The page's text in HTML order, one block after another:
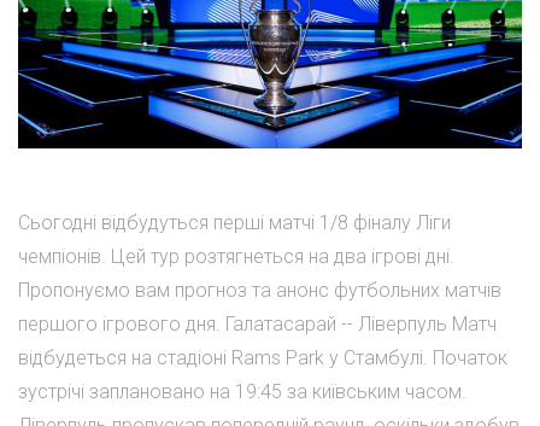
Сьогодні відбудуться перші матчі 1/8 фіналу Ліги
чемпіонів. Цей тур розтягнеться на два ігрові дні.
Пропонуємо вам прогноз та анонс футбольних матчів
першого ігрового дня. Галатасарай -- Ліверпуль Матч
відбудеться на стадіоні Rams Park у Стамбулі. Початок
зустрічі заплановано на 19:45 за київським часом.